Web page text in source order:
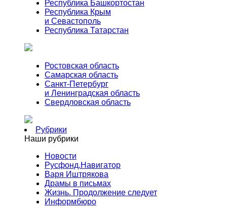
Республика Башкортостан
Республика Крым
и Севастополь
Республика Татарстан
Ростовская область
Самарская область
Санкт-Петербург
и Ленинградская область
Свердловская область
Рубрики
Наши рубрики
Новости
Русфонд.Навигатор
Варя Иштрякова
Драмы в письмах
Жизнь. Продолжение следует
Информбюро